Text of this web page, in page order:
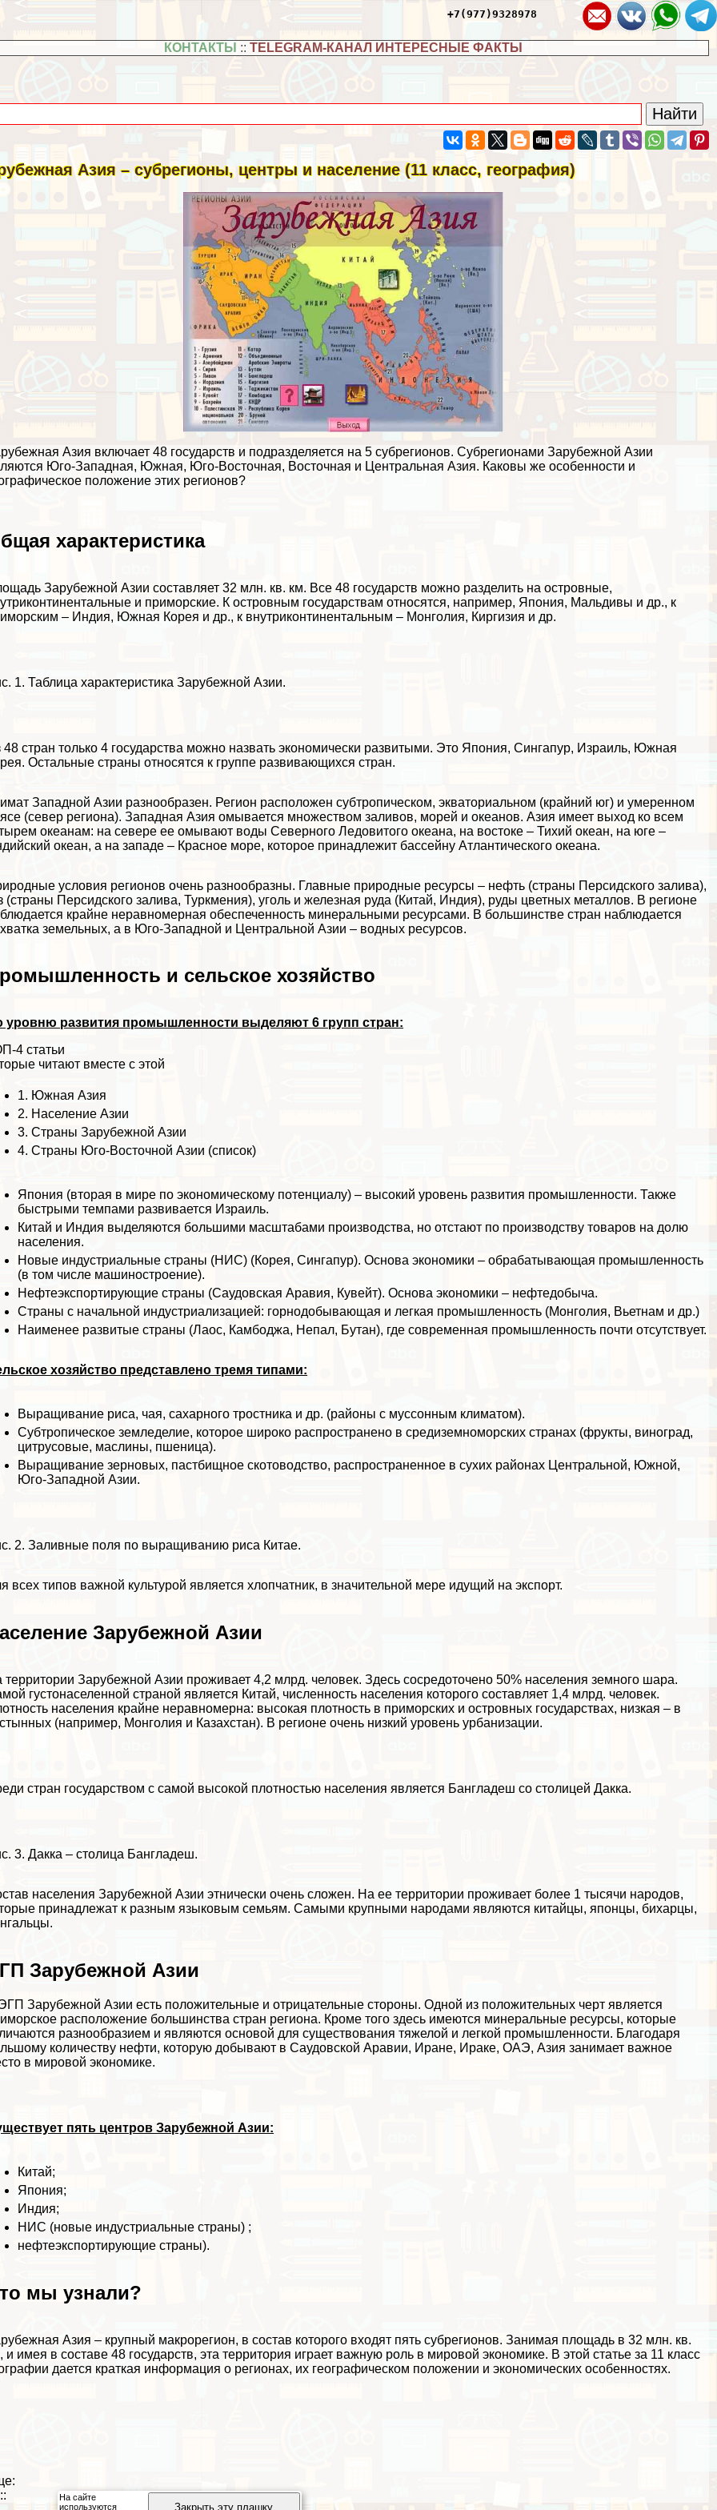
+7(977)9328978
КОНТАКТЫ ::TELEGRAM-КАНАЛ ИНТЕРЕСНЫЕ ФАКТЫ
Азия – субрегионы, центры и население (11 класс, география)
Азия включает 48 государств и подразделяется на 5 субрегионов. Субрегионами Зарубежной Азии
Юго-Западная, Южная, Юго-Восточная, Восточная и Центральная Азия. Каковы же особенности и
положение этих регионов?
хаpaктеристика
Зарубежной Азии составляет 32 млн. кв. км. Все 48 государств можно разделить на островные,
и приморские. К островным государствам относятся, например, Япония, Мальдивы и др., к
– Индия, Южная Корея и др., к внутриконтинентальным – Монголия, Киргизия и др.
1. Таблица хаpaктеристика Зарубежной Азии.
48 стран только 4 государства можно назвать экономически развитыми. Это Япония, Сингапур, Израиль, Южная
Остальные страны относятся к группе развивающихся стран.
Западной Азии разнообразен. Регион расположен субтропическом, экваториальном (крайний юг) и умеренном
(север региона). Западная Азия омывается множеством заливов, морей и океанов. Азия имеет выход ко всем
океанам: на севере ее омывают воды Северного Ледовитого океана, на востоке – Тихий океан, на юге –
океан, а на западе – Красное море, которое принадлежит бассейну Атлантического океана.
условия регионов очень разнообразны. Главные природные ресурсы – нефть (страны Персидского залива),
(страны Персидского залива, Туркмения), уголь и железная руда (Китай, Индия), руды цветных металлов. В регионе
крайне неравномерная обеспеченность минеральными ресурсами. В большинстве стран наблюдается
земельных, а в Юго-Западной и Центральной Азии – водных ресурсов.
и сельское хозяйство
уровню развития промышленности выделяют 6 групп стран:
4 статьи
читают вместе с этой
1. Южная Азия
2. Население Азии
3. Страны Зарубежной Азии
4. Страны Юго-Восточной Азии (список)
Япония (вторая в мире по экономическому потенциалу) – высокий уровень развития промышленности. Также
быстрыми темпами развивается Израиль.
Китай и Индия выделяются большими масштабами производства, но отстают по производству товаров на долю
населения.
Новые индустриальные страны (НИС) (Корея, Сингапур). Основа экономики – обpaбатывающая промышленность
(в том числе машиностроение).
Нефтеэкспортирующие страны (Саудовская Аравия, Кувейт). Основа экономики – нефтедобыча.
Страны с начальной индустриализацией: горнодобывающая и легкая промышленность (Монголия, Вьетнам и др.)
Наименее развитые страны (Лаос, Камбоджа, Непал, Бутан), где современная промышленность почти отсутствует.
хозяйство представлено тремя типами:
Выращивание риса, чая, сахарного тростника и др. (районы с муссонным климатом).
Субтропическое земледелие, которое широко распространено в средиземноморских странах (фрукты, виноград,
цитрусовые, маслины, пшеница).
Выращивание зерновых, пастбищное скотоводство, распространенное в сухих районах Центральной, Южной,
Юго-Западной Азии.
2. Заливные поля по выращиванию риса Китае.
всех типов важной культурой является хлопчатник, в значительной мере идущий на экспорт.
Зарубежной Азии
территории Зарубежной Азии проживает 4,2 млрд. человек. Здесь сосредоточено 50% населения земного шара.
густонаселенной страной является Китай, численность населения которого составляет 1,4 млрд. человек.
населения крайне неравномерна: высокая плотность в приморских и островных государствах, низкая – в
(например, Монголия и Казахстан). В регионе очень низкий уровень урбанизации.
стран государством с самой высокой плотностью населения является Бангладеш со столицей Дакка.
3. Дакка – столица Бангладеш.
населения Зарубежной Азии этнически очень сложен. На ее территории проживает более 1 тысячи народов,
принадлежат к разным языковым семьям. Самыми крупными народами являются китайцы, японцы, бихарцы,
Зарубежной Азии
Зарубежной Азии есть положительные и отрицательные стороны. Одной из положительных черт является
расположение большинства стран региона. Кроме того здесь имеются минеральные ресурсы, которые
разнообразием и являются основой для существования тяжелой и легкой промышленности. Благодаря
количеству нефти, которую добывают в Саудовской Аравии, Иране, Иpaке, ОАЭ, Азия занимает важное
в мировой экономике.
пять центров Зарубежной Азии:
Китай;
Япония;
Индия;
НИС (новые индустриальные страны) ;
нефтеэкспортирующие страны).
мы узнали?
Азия – крупный макрорегион, в состав которого входят пять субрегионов. Занимая площадь в 32 млн. кв.
и имея в составе 48 государств, эта территория играет важную роль в мировой экономике. В этой статье за 11 класс
дается краткая информация о регионах, их географическом положении и экономических особенностях.
На сайте
используются
Закрыть эту плашку